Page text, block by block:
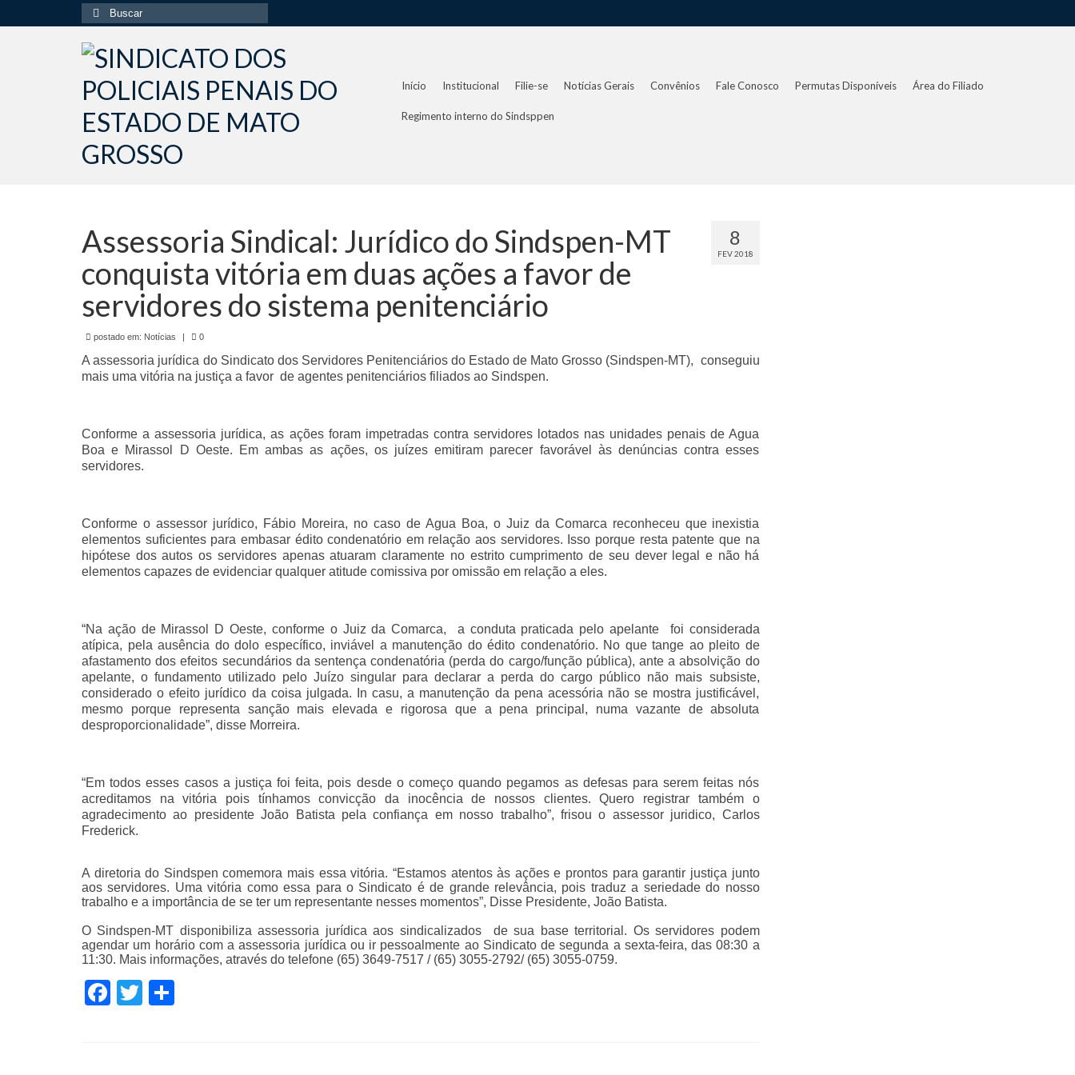
Buscar
por:
Início Institucional Filie-se Notícias Gerais Convênios Fale Conosco Permutas Disponíveis Área do Filiado
Regimento interno do Sindsppen
8
FEV 2018
Assessoria Sindical: Jurídico do Sindspen-MT
conquista vitória em duas ações a favor de
servidores do sistema penitenciário
postado em: Notícias | 0
A assessoria jurídica do Sindicato dos Servidores Penitenciários do Estado de Mato Grosso (Sindspen-MT), conseguiu
mais uma vitória na justiça a favor de agentes penitenciários filiados ao Sindspen.
Conforme a assessoria jurídica, as ações foram impetradas contra servidores lotados nas unidades penais de Agua
Boa e Mirassol D Oeste. Em ambas as ações, os juízes emitiram parecer favorável às denúncias contra esses
servidores.
Conforme o assessor jurídico, Fábio Moreira, no caso de Agua Boa, o Juiz da Comarca reconheceu que inexistia
elementos suficientes para embasar édito condenatório em relação aos servidores. Isso porque resta patente que na
hipótese dos autos os servidores apenas atuaram claramente no estrito cumprimento de seu dever legal e não há
elementos capazes de evidenciar qualquer atitude comissiva por omissão em relação a eles.
“Na ação de Mirassol D Oeste, conforme o Juiz da Comarca, a conduta praticada pelo apelante foi considerada
atípica, pela ausência do dolo específico, inviável a manutenção do édito condenatório. No que tange ao pleito de
afastamento dos efeitos secundários da sentença condenatória (perda do cargo/função pública), ante a absolvição do
apelante, o fundamento utilizado pelo Juízo singular para declarar a perda do cargo público não mais subsiste,
considerado o efeito jurídico da coisa julgada. In casu, a manutenção da pena acessória não se mostra justificável,
mesmo porque representa sanção mais elevada e rigorosa que a pena principal, numa vazante de absoluta
desproporcionalidade”, disse Morreira.
“Em todos esses casos a justiça foi feita, pois desde o começo quando pegamos as defesas para serem feitas nós
acreditamos na vitória pois tínhamos convicção da inocência de nossos clientes. Quero registrar também o
agradecimento ao presidente João Batista pela confiança em nosso trabalho”, frisou o assessor juridico, Carlos
Frederick.
A diretoria do Sindspen comemora mais essa vitória. “Estamos atentos às ações e prontos para garantir justiça junto
aos servidores. Uma vitória como essa para o Sindicato é de grande relevância, pois traduz a seriedade do nosso
trabalho e a importância de se ter um representante nesses momentos”, Disse Presidente, João Batista.
O Sindspen-MT disponibiliza assessoria jurídica aos sindicalizados de sua base territorial. Os servidores podem
agendar um horário com a assessoria jurídica ou ir pessoalmente ao Sindicato de segunda a sexta-feira, das 08:30 a
11:30. Mais informações, através do telefone (65) 3649-7517 / (65) 3055-2792/ (65) 3055-0759.
Facebook
Twitter